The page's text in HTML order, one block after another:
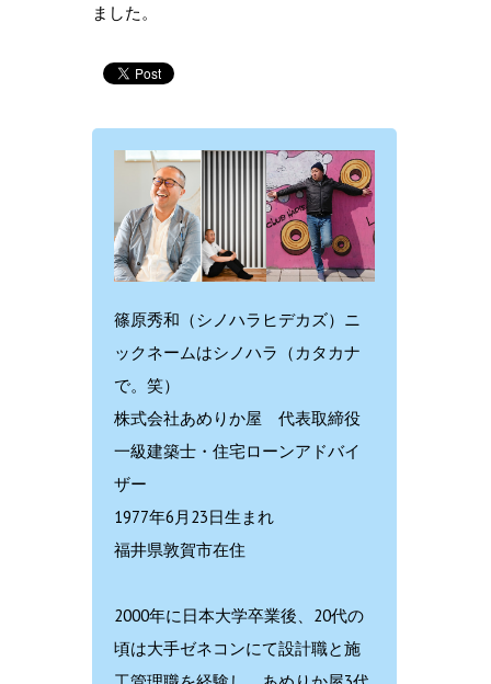
ました。
篠原秀和（シノハラヒデカズ）ニ
ックネームはシノハラ（カタカナ
で。笑）
株式会社あめりか屋 代表取締役
一級建築士・住宅ローンアドバイ
ザー
1977年6月23日生まれ
福井県敦賀市在住
2000年に日本大学卒業後、20代の
頃は大手ゼネコンにて設計職と施